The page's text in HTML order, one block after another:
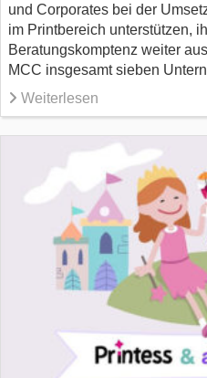
und Corporates bei der
im Printbereich unterstützen,
Beratungskomptenz weiter
MCC insgesamt sieben
Weiterlesen